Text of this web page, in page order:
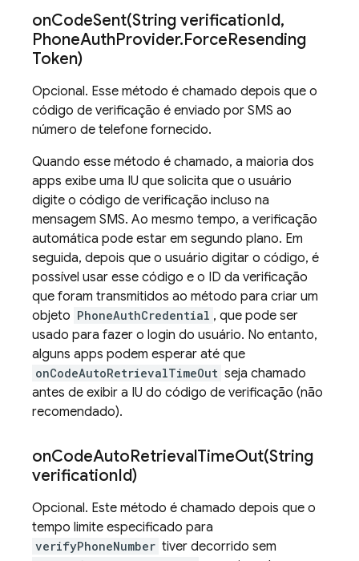
onCodeSent(String verificationId,
PhoneAuthProvider.ForceResending
Token)
Opcional. Esse método é chamado depois que o
código de verificação é enviado por SMS ao
número de telefone fornecido.
Quando esse método é chamado, a maioria dos
apps exibe uma IU que solicita que o usuário
digite o código de verificação incluso na
mensagem SMS. Ao mesmo tempo, a verificação
automática pode estar em segundo plano. Em
seguida, depois que o usuário digitar o código, é
possível usar esse código e o ID da verificação
que foram transmitidos ao método para criar um
objeto PhoneAuthCredential , que pode ser
usado para fazer o login do usuário. No entanto,
alguns apps podem esperar até que
onCodeAutoRetrievalTimeOut seja chamado
antes de exibir a IU do código de verificação (não
recomendado).
onCodeAutoRetrievalTimeOut(String
verificationId)
Opcional. Este método é chamado depois que o
tempo limite especificado para
verifyPhoneNumber tiver decorrido sem